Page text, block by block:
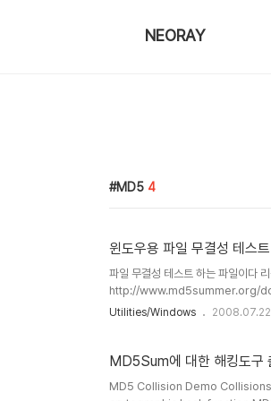
NEORAY
MD5 4
윈도우용 파일 무결성 테스
파일 무결성 테스트 하는 파일이다
http://www.md5summer.org/
Utilities/Windows 2008.07.22
MD5Sum에 대한 해킹도구
MD5 Collision Demo